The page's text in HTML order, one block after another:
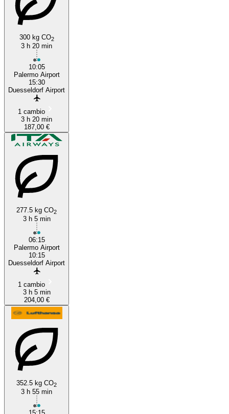
300 kg CO2
3 h 20 min
10:05
Palermo Airport
15:30
Duesseldorf Airport
1 cambio
3 h 20 min
187,00 €
277.5 kg CO2
3 h 5 min
06:15
Palermo Airport
10:15
Duesseldorf Airport
1 cambio
3 h 5 min
204,00 €
352.5 kg CO2
3 h 55 min